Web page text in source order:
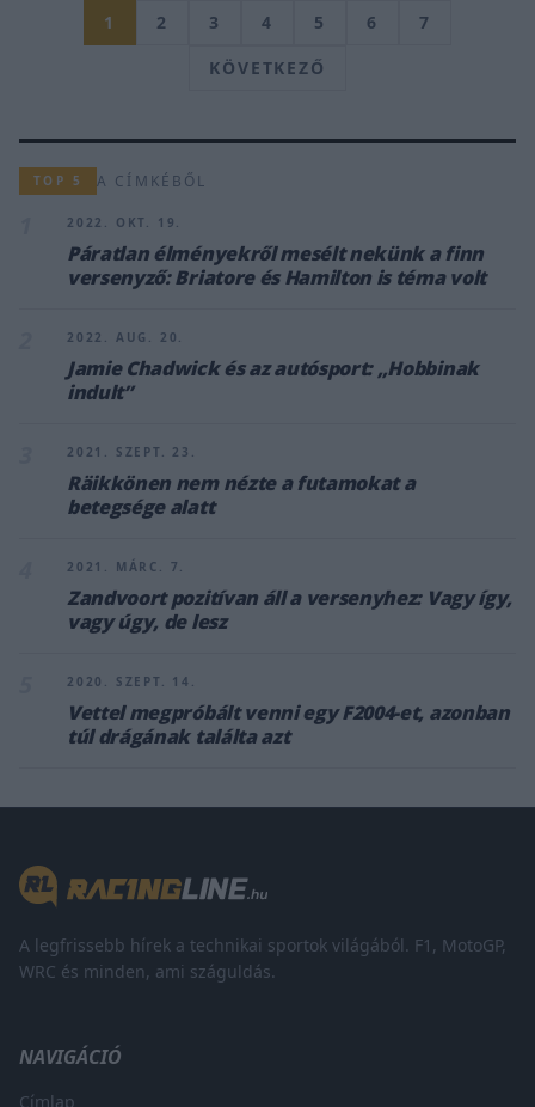
1 2 3 4 5 6
7
KÖVETKEZŐ
TOP 5 A CÍMKÉBŐL
2022. OKT. 19.
Páratlan élményekről mesélt nekünk a finn
versenyző: Briatore és Hamilton is téma volt
2022. AUG. 20.
Jamie Chadwick és az autósport: „Hobbinak
indult”
2021. SZEPT. 23.
Räikkönen nem nézte a futamokat a
betegsége alatt
2021. MÁRC. 7.
Zandvoort pozitívan áll a versenyhez: Vagy így,
vagy úgy, de lesz
2020. SZEPT. 14.
Vettel megpróbált venni egy F2004-et, azonban
túl drágának találta azt
A legfrissebb hírek a technikai sportok világából. F1, MotoGP,
WRC és minden, ami száguldás.
NAVIGÁCIÓ
Címlap